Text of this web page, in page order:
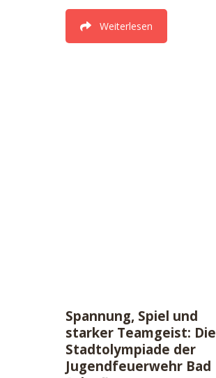
Weiterlesen
Spannung, Spiel und
starker Teamgeist: Die
Stadtolympiade der
Jugendfeuerwehr Bad